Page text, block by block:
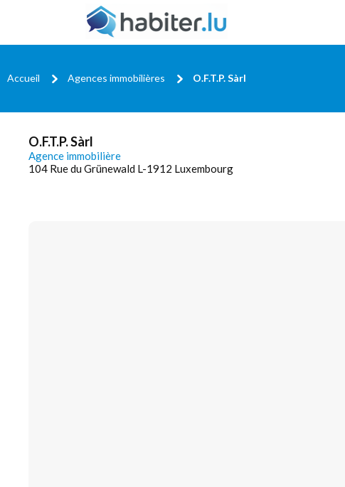
Accueil Agences immobilières O.F.T.P. Sàrl
O.F.T.P. Sàrl
Agence immobilière
104 Rue du Grünewald L-1912 Luxembourg